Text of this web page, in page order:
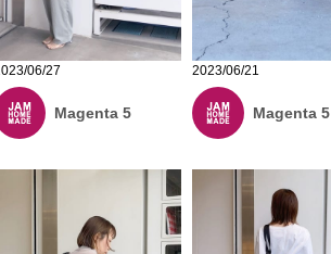
06/27
Magenta 5
2023/06/21
Magenta 5